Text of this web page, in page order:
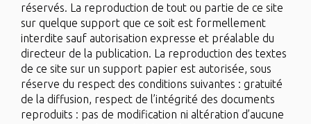
réservés. La reproduction de tout ou partie de ce site
sur quelque support que ce soit est formellement
interdite sauf autorisation expresse et préalable du
directeur de la publication. La reproduction des textes
de ce site sur un support papier est autorisée, sous
réserve du respect des conditions suivantes : gratuité
de la diffusion, respect de l’intégrité des documents
reproduits : pas de modification ni altération d’aucune